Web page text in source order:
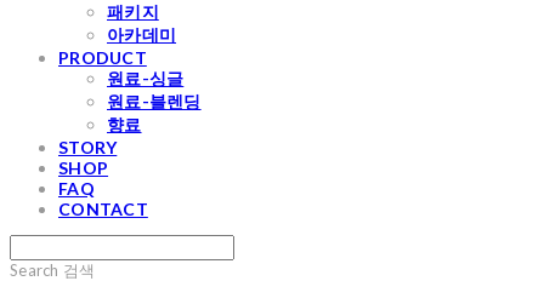
패키지
아카데미
PRODUCT
원료-싱글
원료-블렌딩
향료
STORY
SHOP
FAQ
CONTACT
Search 검색